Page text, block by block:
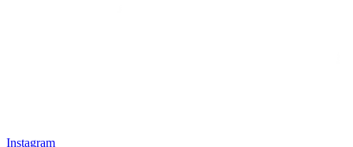
Instagram